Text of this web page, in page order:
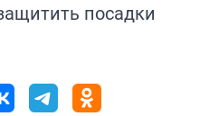
посадки